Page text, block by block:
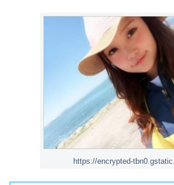
https://encrypted-